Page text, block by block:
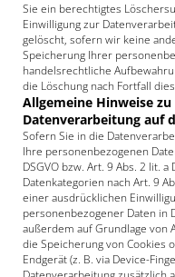
Sie ein berechtigtes
Einwilligung zur
gelöscht, sofern wir keine
Speicherung Ihrer
handelsrechtliche
die Löschung nach Fortfall
Allgemeine Hinweise
Datenverarbeitung auf
Sofern Sie in die
Ihre personenbezogenen
DSGVO bzw. Art. 9 Abs. 2 lit.
Datenkategorien nach Art. 9
einer ausdrücklichen
personenbezogener Daten in
außerdem auf Grundlage von
die Speicherung von Cookies
Endgerät (z. B. via Device-